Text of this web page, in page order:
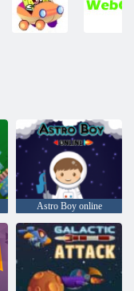
Astro Boy online